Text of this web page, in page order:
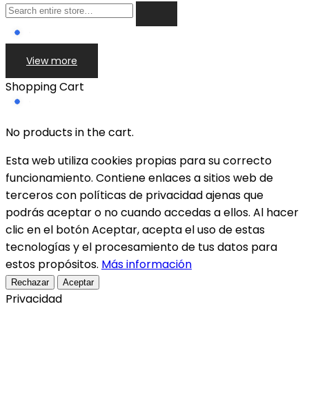
View more
Shopping Cart
No products in the cart.
Esta web utiliza cookies propias para su correcto
funcionamiento. Contiene enlaces a sitios web de
terceros con políticas de privacidad ajenas que
podrás aceptar o no cuando accedas a ellos. Al hacer
clic en el botón Aceptar, acepta el uso de estas
tecnologías y el procesamiento de tus datos para
estos propósitos. Más información
Rechazar Aceptar
Privacidad